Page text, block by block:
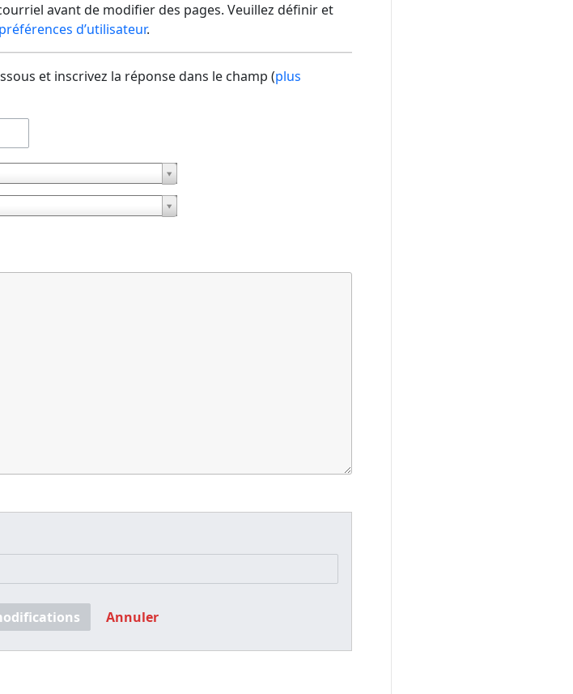
avant de modifier des pages. Veuillez définir et
d’utilisateur.
et inscrivez la réponse dans le champ (plus
Annuler